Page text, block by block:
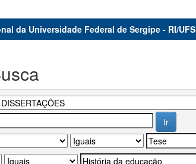
da Universidade Federal de Sergipe - RI/UFS